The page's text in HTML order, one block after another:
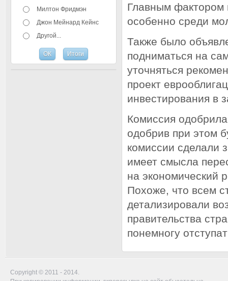
Милтон Фридмэн
Джон Мейнард Кейнс
Другой...
Главным фактором
особенно среди
Также было
подниматься на
уточняться
проект
инвестирования в
Комиссия
одобрив при этом
комиссии сделали
имеет смысла
на экономический
Похоже, что всем
детализировали
правительства
понемногу
Copyright © 2011 - 2014.